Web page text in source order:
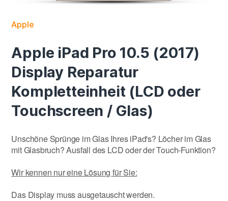
Apple
Apple iPad Pro 10.5 (2017)
Display Reparatur
Kompletteinheit (LCD oder
Touchscreen / Glas)
Unschöne Sprünge im Glas Ihres iPad's? Löcher im Glas
mit Glasbruch? Ausfall des LCD oder der Touch-Funktion?
Wir kennen nur eine Lösung für Sie:
Das Display muss ausgetauscht werden.